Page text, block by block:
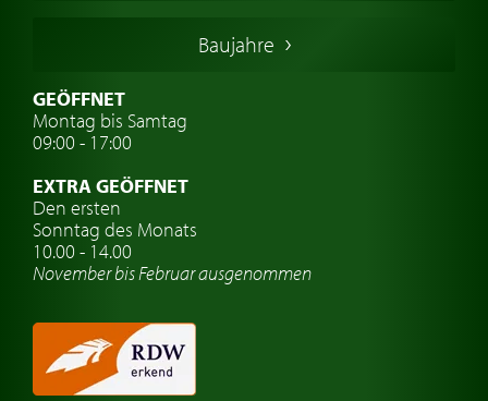
Schwedische Oldtimer
Oldtimer mit h-kennzeichen
Auto Oldtimer Markt
Oldtimer-Versicherung
Oldtimer-Clubs
Oldtimer-Reisen
Automarken uhren
Baujahre
GEÖFFNET
Montag bis Samtag
09:00 - 17:00
EXTRA GEÖFFNET
Den ersten
Sonntag des Monats
10.00 - 14.00
November bis Februar ausgenommen